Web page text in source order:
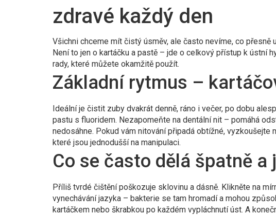
zdravé každý den
Všichni chceme mít čistý úsměv, ale často nevíme, co přesně
Není to jen o kartáčku a pastě – jde o celkový přístup k ústní
rady, které můžete okamžitě použít.
Základní rytmus –
Ideální je čistit zuby dvakrát denně, ráno i večer, po dobu
pastu s fluoridem. Nezapomeňte na dentální nit – pomáhá
nedosáhne. Pokud vám nitování připadá obtížné,
které jsou jednodušší na manipulaci.
Co se často dělá špatně a
Příliš tvrdé čištění poškozuje sklovinu a dásně. Klikněte na
vynechávání jazyka – bakterie se tam hromadí a mohou
kartáčkem nebo škrabkou po každém vypláchnutí úst. A